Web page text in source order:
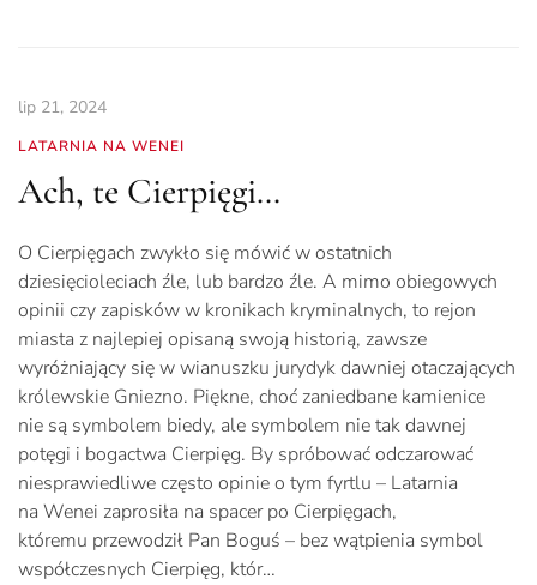
lip 21, 2024
LATARNIA NA WENEI
Ach, te Cierpięgi…
O Cierpięgach zwykło się mówić w ostatnich
dziesięcioleciach źle, lub bardzo źle. A mimo obiegowych
opinii czy zapisków w kronikach kryminalnych, to rejon
miasta z najlepiej opisaną swoją historią, zawsze
wyróżniający się w wianuszku jurydyk dawniej otaczających
królewskie Gniezno. Piękne, choć zaniedbane kamienice
nie są symbolem biedy, ale symbolem nie tak dawnej
potęgi i bogactwa Cierpięg. By spróbować odczarować
niesprawiedliwe często opinie o tym fyrtlu – Latarnia
na Wenei zaprosiła na spacer po Cierpięgach,
któremu przewodził Pan Boguś – bez wątpienia symbol
współczesnych Cierpięg, któr…